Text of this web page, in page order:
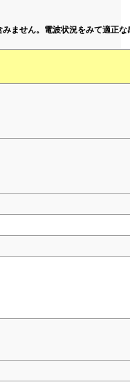
みません。電波状況をみて適正